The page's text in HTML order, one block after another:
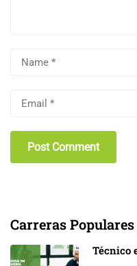
Carreras Populares
Técnico